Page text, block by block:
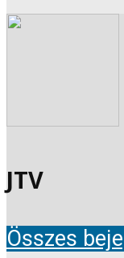
JTV
Összes